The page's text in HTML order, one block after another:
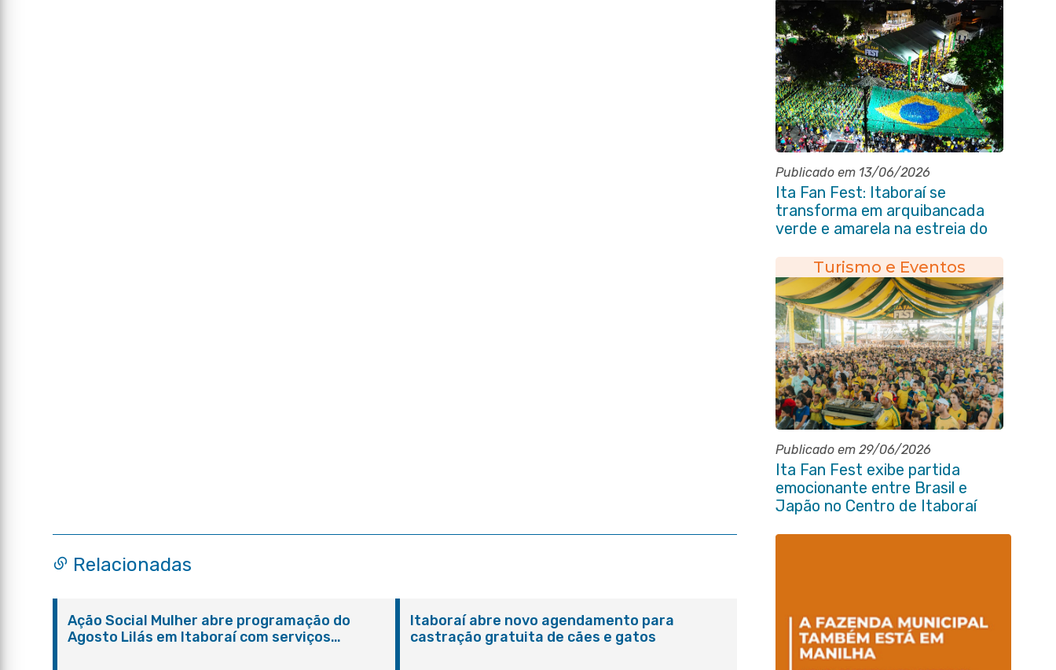
Publicado em 13/06/2026
Ita Fan Fest: Itaboraí se
transforma em arquibancada
verde e amarela na estreia do
Turismo e Eventos
Publicado em 29/06/2026
Ita Fan Fest exibe partida
emocionante entre Brasil e
Japão no Centro de Itaboraí
Relacionadas
Ação Social Mulher abre programação do
Agosto Lilás em Itaboraí com serviços
Itaboraí abre novo agendamento para
castração gratuita de cães e gatos